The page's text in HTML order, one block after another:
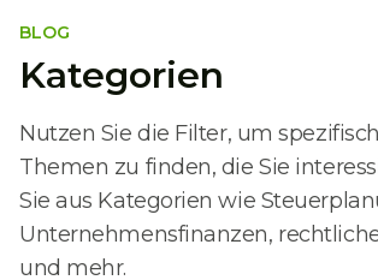
BLOG
Kategorien
Nutzen Sie die Filter, um
Themen zu finden, die Sie
Sie aus Kategorien wie
Unternehmensfinanzen,
und mehr.